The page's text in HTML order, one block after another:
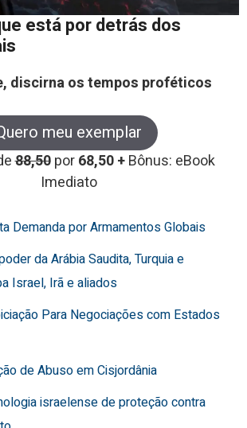
está por detrás dos
discirna os tempos proféticos
meu exemplar
88,50 por68,50 +Bônus: eBook
Imediato
Demanda por Armamentos Globais
da Arábia Saudita, Turquia e
Israel, Irã e aliados
Para Negociações com Estados
de Abuso em Cisjordânia
israelense de proteção contra